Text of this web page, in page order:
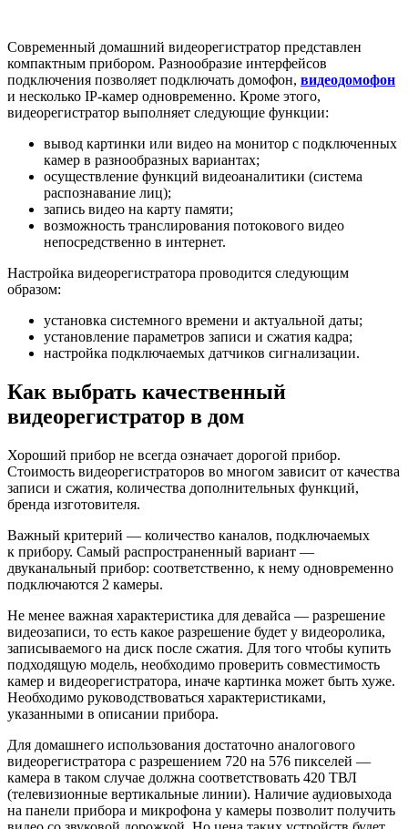
Современный домашний видеорегистратор представлен
компактным прибором. Разнообразие интерфейсов
подключения позволяет подключать домофон, видеодомофон
и несколько IP-камер одновременно. Кроме этого,
видеорегистратор выполняет следующие функции:
вывод картинки или видео на монитор с подключенных
камер в разнообразных вариантах;
осуществление функций видеоаналитики (система
распознавание лиц);
запись видео на карту памяти;
возможность транслирования потокового видео
непосредственно в интернет.
Настройка видеорегистратора проводится следующим
образом:
установка системного времени и актуальной даты;
установление параметров записи и сжатия кадра;
настройка подключаемых датчиков сигнализации.
Как выбрать качественный
видеорегистратор в дом
Хороший прибор не всегда означает дорогой прибор.
Стоимость видеорегистраторов во многом зависит от качества
записи и сжатия, количества дополнительных функций,
бренда изготовителя.
Важный критерий — количество каналов, подключаемых
к прибору. Самый распространенный вариант —
двуканальный прибор: соответственно, к нему одновременно
подключаются 2 камеры.
Не менее важная характеристика для девайса — разрешение
видеозаписи, то есть какое разрешение будет у видеоролика,
записываемого на диск после сжатия. Для того чтобы купить
подходящую модель, необходимо проверить совместимость
камер и видеорегистратора, иначе картинка может быть хуже.
Необходимо руководствоваться характеристиками,
указанными в описании прибора.
Для домашнего использования достаточно аналогового
видеорегистратора с разрешением 720 на 576 пикселей —
камера в таком случае должна соответствовать 420 ТВЛ
(телевизионные вертикальные линии). Наличие аудиовыхода
на панели прибора и микрофона у камеры позволит получить